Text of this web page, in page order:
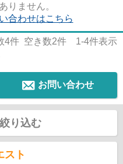
りません。
合わせはこちら
4件 空き数2件 1-4件表示
お問い合わせ
り込む
スト